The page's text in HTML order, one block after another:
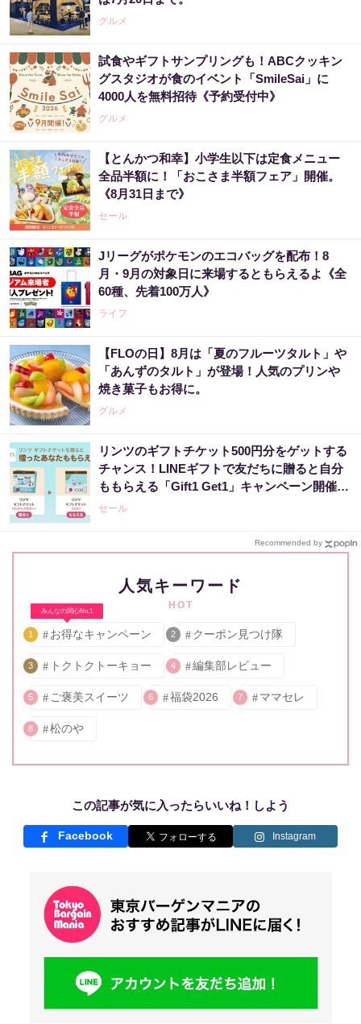
グルメ
試食やギフトサンプリングも！ABCクッキン
グスタジオが食のイベント「SmileSai」に
4000人を無料招待《予約受付中》
グルメ
【とんかつ和幸】小学生以下は定食メニュー
全品半額に！「おこさま半額フェア」開催。
《8月31日まで》
セール
Jリーグがポケモンのエコバッグを配布！8
月・9月の対象日に来場するともらえるよ《全
60種、先着100万人》
ライフ
【FLOの日】8月は「夏のフルーツタルト」や
「あんずのタルト」が登場！人気のプリンや
焼き菓子もお得に。
グルメ
リンツのギフトチケット500円分をゲットする
チャンス！LINEギフトで友だちに贈ると自分
ももらえる「Gift1 Get1」キャンペーン開催
中。
セール
Recommended by
人気キーワード
HOT
みんなの関心No.1
1 お得なキャンペーン 2 クーポン見つけ隊
3 トクトクトーキョー 4 編集部レビュー
5 ご褒美スイーツ 6 福袋2026 7 ママセレ
8 松のや
この記事が気に入ったらいいね！しよう
Facebook Instagram